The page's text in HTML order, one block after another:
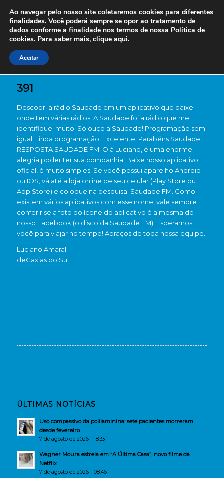
391
Descobri a rádio Saudade em um aplicativo que baixei
onde tem várias rádios. A Saudade foi a rádio que me
identifiquei muito. Só ouço a Saudade! Programação sem
igual! Linda programação! Excelente! Parabéns Saudade!
RESPOSTA SAUDADE FM: Olá Luciano, é uma enorme
alegria poder ter sua companhia! Baixe nosso aplicativo
oficial, é muito simples. Se você possui aparelho Android
ou IOS, vá até a loja online de seu celular (Play Store ou
App Store) e coloque na pesquisa: Saudade FM. Como
existem vários aplicativos com esse nome, vale sempre
conferir se a foto do ícone do aplicativo é a mesma do
nosso Facebook (o disco da Saudade FM). Esperamos
você para viajar no tempo! Abraços de toda nossa equipe.
Luciano Amaral
deCaxias do Sul
ÚLTIMAS NOTÍCIAS
Uso compassivo da polilaminina: sete pacientes morreram
desde fevereiro
7 de agosto de 2026 - 18:33
Wagner Moura estreia em “A Última Casa”, novo filme da
Netflix
7 de agosto de 2026 - 08:46
Ao navegar pelo nosso site coletaremos cookies para diferentes
finalidades. Você poderá sempre se opor ao tratamento de
dados conforme a finalidade nos termos de nossa Política de
cookies. Para saber mais, clique aqui.
Aceitar